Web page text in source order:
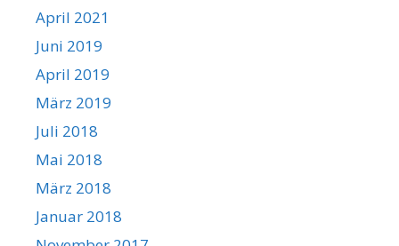
April 2021
Juni 2019
April 2019
März 2019
Juli 2018
Mai 2018
März 2018
Januar 2018